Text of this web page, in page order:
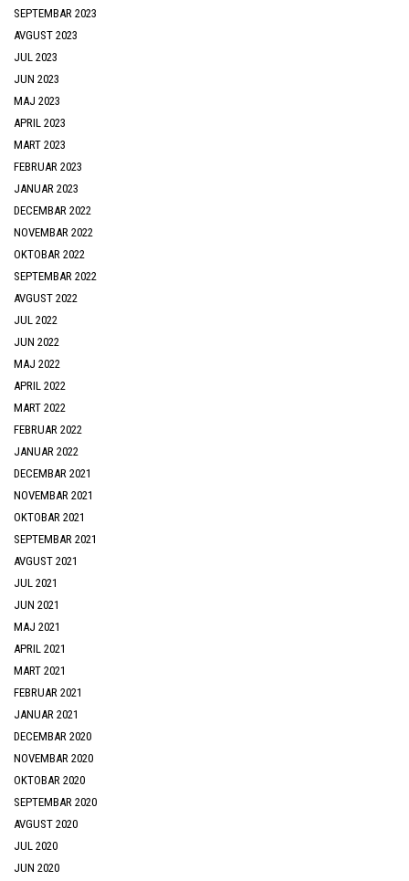
SEPTEMBAR 2023
AVGUST 2023
JUL 2023
JUN 2023
MAJ 2023
APRIL 2023
MART 2023
FEBRUAR 2023
JANUAR 2023
DECEMBAR 2022
NOVEMBAR 2022
OKTOBAR 2022
SEPTEMBAR 2022
AVGUST 2022
JUL 2022
JUN 2022
MAJ 2022
APRIL 2022
MART 2022
FEBRUAR 2022
JANUAR 2022
DECEMBAR 2021
NOVEMBAR 2021
OKTOBAR 2021
SEPTEMBAR 2021
AVGUST 2021
JUL 2021
JUN 2021
MAJ 2021
APRIL 2021
MART 2021
FEBRUAR 2021
JANUAR 2021
DECEMBAR 2020
NOVEMBAR 2020
OKTOBAR 2020
SEPTEMBAR 2020
AVGUST 2020
JUL 2020
JUN 2020